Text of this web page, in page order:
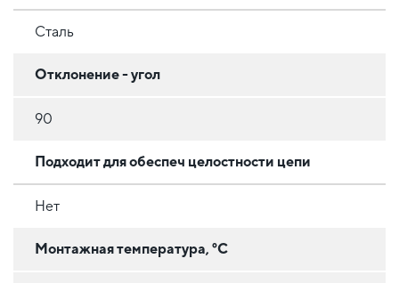
Сталь
Отклонение - угол
90
Подходит для обеспеч целостности цепи
Нет
Монтажная температура, °C